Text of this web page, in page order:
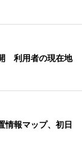
利用者の現在地
情報マップ、初日